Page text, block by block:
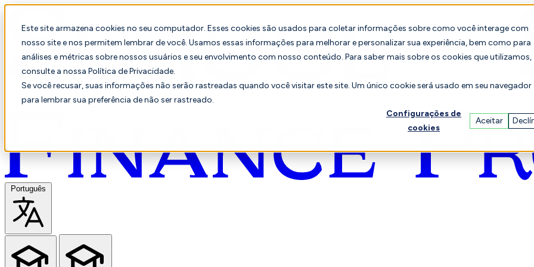
Este site armazena cookies no seu computador. Esses cookies são usados para coletar informações sobre como você interage com
nosso site e nos permitem lembrar de você. Usamos essas informações para melhorar e personalizar sua experiência, bem como para
análises e métricas sobre nossos usuários e seu envolvimento com nosso conteúdo. Para saber mais sobre os cookies que utilizamos,
consulte a nossa Política de Privacidade.
Se você recusar, suas informações não serão rastreadas quando você visitar este site. Um único cookie será usado em seu navegador
para lembrar sua preferência de não ser rastreado.
Configurações de
cookies
Aceitar
Português